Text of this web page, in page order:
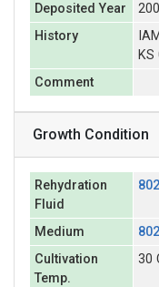
Deposited Year
History
KS
Comment
Growth Condition
Rehydration
Fluid
802
Medium
802
Cultivation
Temp.
30